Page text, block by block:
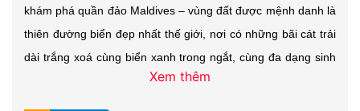
khám phá quần đảo Maldives – vùng đất được mệnh danh là
thiên đường biển đẹp nhất thế giới, nơi có những bãi cát trải
dài trắng xoá cùng biển xanh trong ngắt, cùng đa dạng sinh
Xem thêm